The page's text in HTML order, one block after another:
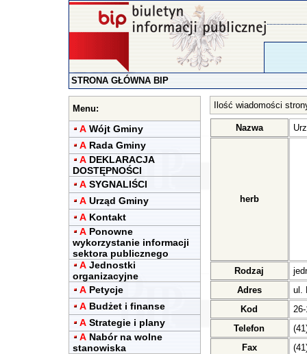
STRONA GŁÓWNA BIP
Menu:
A Wójt Gminy
A Rada Gminy
A DEKLARACJA
DOSTĘPNOŚCI
A SYGNALIŚCI
A Urząd Gminy
A Kontakt
A Ponowne
wykorzystanie informacji
sektora publicznego
A Jednostki
organizacyjne
A Petycje
A Budżet i finanse
A Strategie i plany
A Nabór na wolne
stanowiska
Ilość wiadomości
Nazwa
herb
Rodzaj
Adres
ul.
Kod
Telefon
Fax